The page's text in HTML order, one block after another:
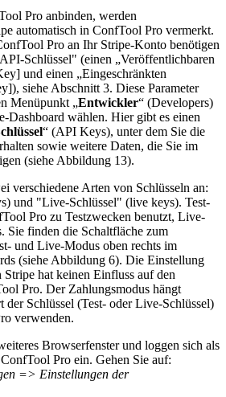
Pro anbinden, werden
automatisch in ConfTool Pro vermerkt.
Pro an Ihr Stripe-Konto benötigen
Schlüssel" (einen „Veröffentlichbaren
und einen „Eingeschränkten
siehe Abschnitt 3. Diese Parameter
Menüpunkt „Entwickler“ (Developers)
Dashboard wählen. Hier gibt es einen
“ (API Keys), unter dem Sie die
sowie weitere Daten, die Sie im
(siehe Abbildung 13).
verschiedene Arten von Schlüsseln an:
und "Live-Schlüssel" (live keys). Test-
Pro zu Testzwecken benutzt, Live-
Sie finden die Schaltfläche zum
und Live-Modus oben rechts im
(siehe Abbildung 6). Die Einstellung
hat keinen Einfluss auf den
Pro. Der Zahlungsmodus hängt
der Schlüssel (Test- oder Live-Schlüssel)
verwenden.
Browserfenster und loggen sich als
Pro ein. Gehen Sie auf:
=> Einstellungen der